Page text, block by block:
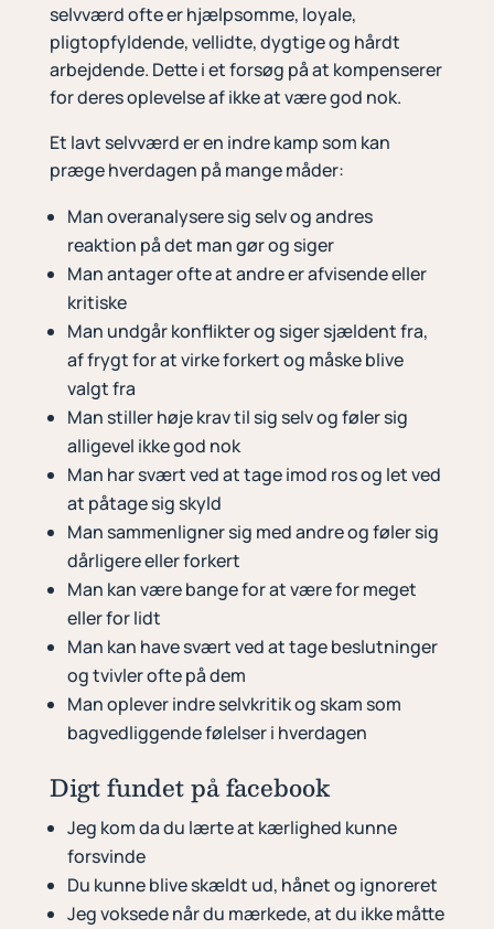
selvværd ofte er hjælpsomme, loyale,
pligtopfyldende, vellidte, dygtige og hårdt
arbejdende. Dette i et forsøg på at kompenserer
for deres oplevelse af ikke at være god nok.
Et lavt selvværd er en indre kamp som kan
præge hverdagen på mange måder:
Man overanalysere sig selv og andres
reaktion på det man gør og siger
Man antager ofte at andre er afvisende eller
kritiske
Man undgår konflikter og siger sjældent fra,
af frygt for at virke forkert og måske blive
valgt fra
Man stiller høje krav til sig selv og føler sig
alligevel ikke god nok
Man har svært ved at tage imod ros og let ved
at påtage sig skyld
Man sammenligner sig med andre og føler sig
dårligere eller forkert
Man kan være bange for at være for meget
eller for lidt
Man kan have svært ved at tage beslutninger
og tvivler ofte på dem
Man oplever indre selvkritik og skam som
bagvedliggende følelser i hverdagen
Digt fundet på facebook
Jeg kom da du lærte at kærlighed kunne
forsvinde
Du kunne blive skældt ud, hånet og ignoreret
Jeg voksede når du mærkede, at du ikke måtte